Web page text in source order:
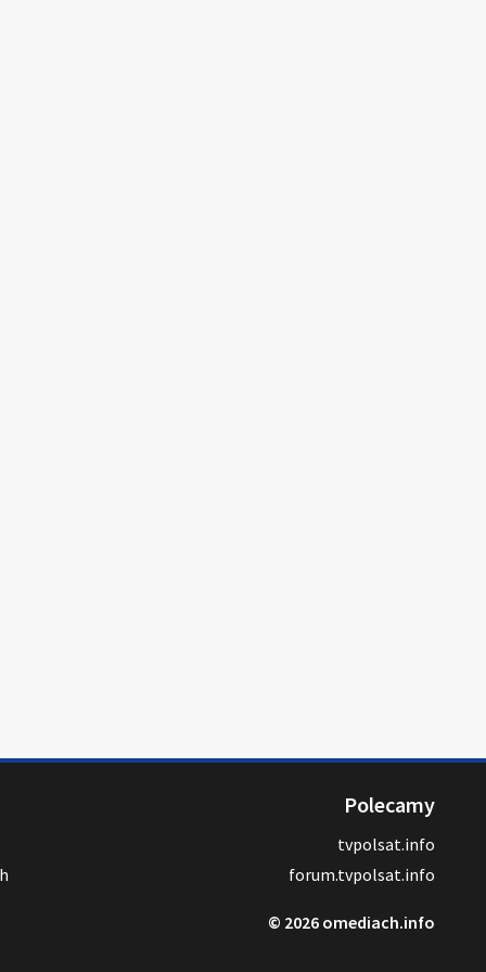
Polecamy
tvpolsat.info
forum.tvpolsat.info
© 2026 omediach.info